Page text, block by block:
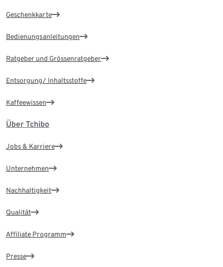
Geschenkkarte
Bedienungsanleitungen
Ratgeber und Grössenratgeber
Entsorgung/ Inhaltsstoffe
Kaffeewissen
Über Tchibo
Jobs & Karriere
Unternehmen
Nachhaltigkeit
Qualität
Affiliate Programm
Presse